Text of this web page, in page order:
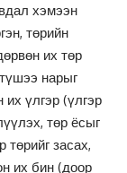
хэмээн
төрийн
их төр
нарыг
үлгэр (үлгэр
төр ёсыг
төрийг засах,
их бин (доор